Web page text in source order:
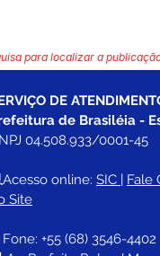
para localizar a
DE
de Brasiléia -
04.508.933/0001-45
online: SIC | Fale
Site
+55 (68) 3546-4402